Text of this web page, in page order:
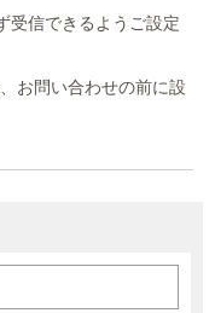
受信できるようご設定
お問い合わせの前に設